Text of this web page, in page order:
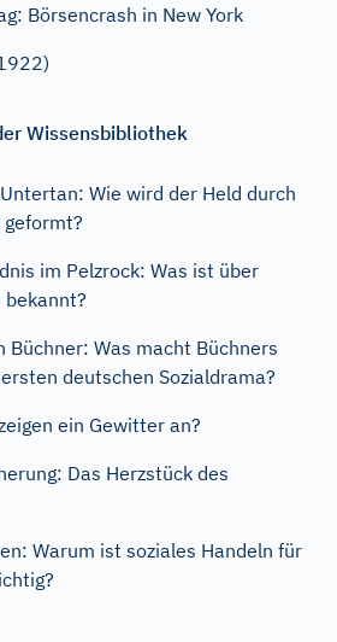
Börsencrash in New York
Wissensbibliothek
Wie wird der Held durch
im Pelzrock: Was ist über
bekannt?
Büchner: Was macht Büchners
deutschen Sozialdrama?
ein Gewitter an?
Das Herzstück des
Warum ist soziales Handeln für